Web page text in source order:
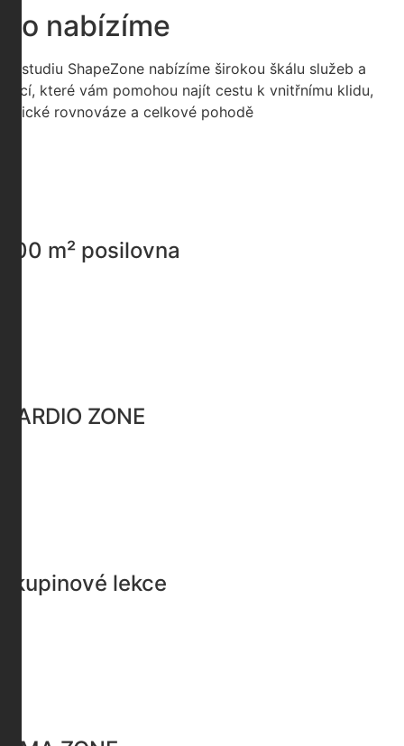
Co nabízíme
Ve studiu ShapeZone nabízíme širokou škálu služeb a
lekcí, které vám pomohou najít cestu k vnitřnímu klidu,
fyzické rovnováze a celkové pohodě
200 m² posilovna
CARDIO ZONE
Skupinové lekce